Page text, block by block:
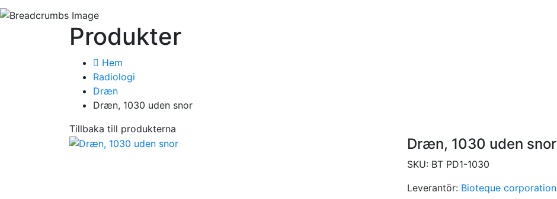
Produkter
Hem
Radiologi
Dræn
Dræn, 1030 uden snor
Tillbaka till produkterna
Dræn, 1030 uden snor
SKU: BT PD1-1030
Leverantör: Bioteque corporation